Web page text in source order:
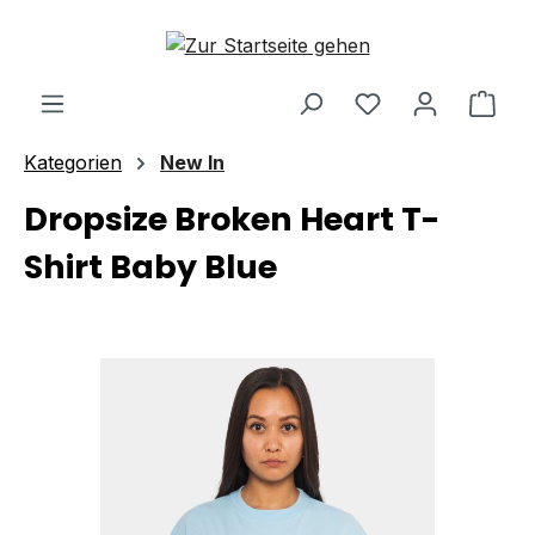
Zum Hauptinhalt springen
Kategorien New In
Dropsize Broken Heart T-
Shirt Baby Blue
Bildergalerie überspringen